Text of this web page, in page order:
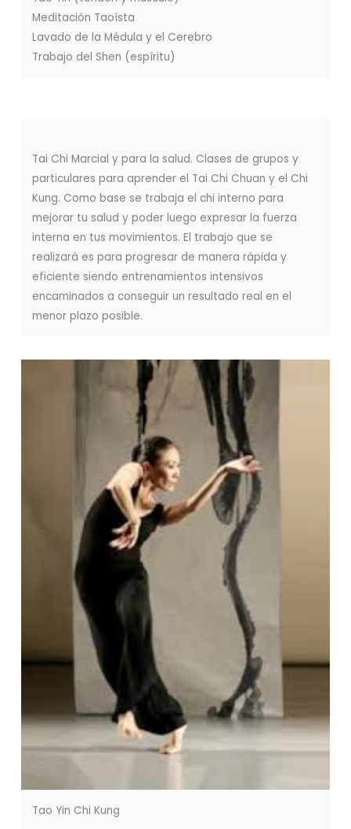
Meditación Taoísta
Lavado de la Médula y el Cerebro
Trabajo del Shen (espíritu)
Tai Chi Marcial y para la salud. Clases de grupos y
particulares para aprender el Tai Chi Chuan y el Chi
Kung. Como base se trabaja el chi interno para
mejorar tu salud y poder luego expresar la fuerza
interna en tus movimientos. El trabajo que se
realizará es para progresar de manera rápida y
eficiente siendo entrenamientos intensivos
encaminados a conseguir un resultado real en el
menor plazo posible.
Tao Yin Chi Kung